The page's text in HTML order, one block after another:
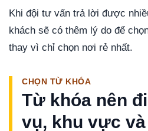
Khi đội tư vấn trả lời được
khách sẽ có thêm lý do để
thay vì chỉ chọn nơi rẻ nhất.
CHỌN TỪ KHÓA
Từ khóa nên
vụ, khu vực